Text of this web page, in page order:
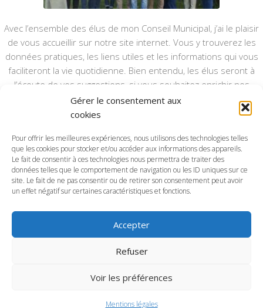
Gérer le consentement aux
cookies
Pour offrir les meilleures expériences, nous utilisons des technologies telles
que les cookies pour stocker et/ou accéder aux informations des appareils.
Le fait de consentir à ces technologies nous permettra de traiter des
données telles que le comportement de navigation ou les ID uniques sur ce
site. Le fait de ne pas consentir ou de retirer son consentement peut avoir
un effet négatif sur certaines caractéristiques et fonctions.
Accepter
Refuser
Voir les préférences
Mentions légales
Avec l’ensemble des élus de mon Conseil Municipal, j’ai le plaisir
de vous accueillir sur notre site internet. Vous y trouverez les
données pratiques, les liens utiles et les informations qui vous
faciliteront la vie quotidienne. Bien entendu, les élus seront à
l’écoute de vos suggestions, si vous souhaitez enrichir nos
rubriques ou nos informations.
Ce type de communication vient en complément du bulletin
annuel, nous le ferons vivre et il sera actualisé pour mieux vous
informer.
Bonne visite à toutes et à tous.
Commune d'Anctoville-sur-Boscq © 2026. Tous droits